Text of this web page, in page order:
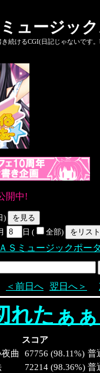
ュージッ
続けるCGI(日記じゃないです
開中!
)
日 ( 全部)
ＡＳミュージックポー
＜前日へ 翌日へ＞
れたぁ
スコア
曲
67756 (98.11%) 普
72214 (98.36%) 普